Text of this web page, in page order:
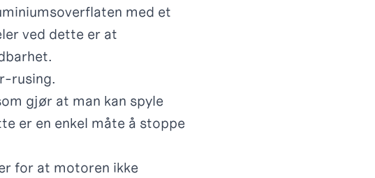
med et
ved dette er at
rusing.
gjør at man kan spyle
er en enkel måte å stoppe
for at motoren ikke